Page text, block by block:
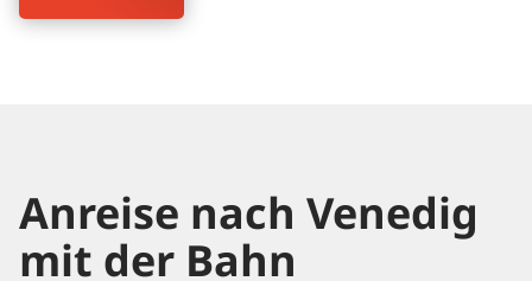
Anreise nach Venedig
mit der Bahn